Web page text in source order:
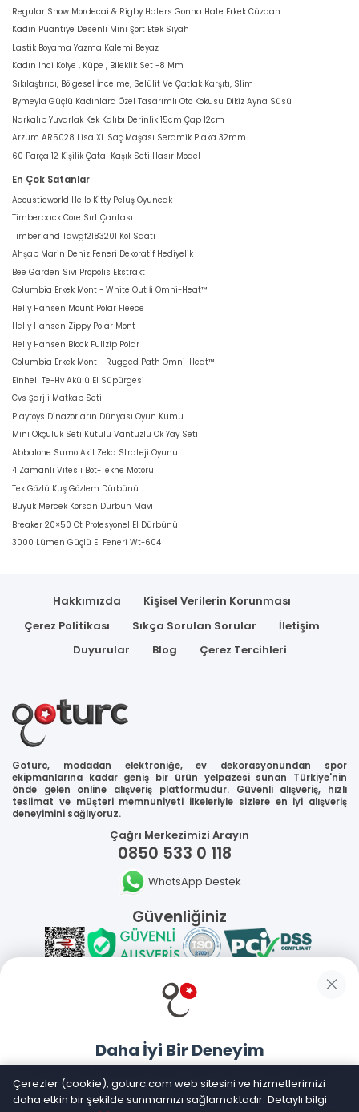
Regular Show Mordecai & Rigby Haters Gonna Hate Erkek Cüzdan
Kadın Puantiye Desenli Mini Şort Etek Siyah
Lastik Boyama Yazma Kalemi Beyaz
Kadın Inci Kolye , Küpe , Bileklik Set -8 Mm
Sıkılaştırıcı, Bölgesel İncelme, Selülit Ve Çatlak Karşıtı, Slim
Bymeyla Güçlü Kadınlara Özel Tasarımlı Oto Kokusu Dikiz Ayna Süsü
Narkalıp Yuvarlak Kek Kalıbı Derinlik 15cm Çap 12cm
Arzum AR5028 Lisa XL Saç Maşası Seramik Plaka 32mm
60 Parça 12 Kişilik Çatal Kaşık Seti Hasır Model
En Çok Satanlar
Acousticworld Hello Kitty Peluş Oyuncak
Timberback Core Sırt Çantası
Timberland Tdwgf2183201 Kol Saati
Ahşap Marin Deniz Feneri Dekoratif Hediyelik
Bee Garden Sivi Propolis Ekstrakt
Columbia Erkek Mont - White Out İi Omni-Heat™
Helly Hansen Mount Polar Fleece
Helly Hansen Zippy Polar Mont
Helly Hansen Block Fullzip Polar
Columbia Erkek Mont - Rugged Path Omni-Heat™
Einhell Te-Hv Akülü El Süpürgesi
Cvs Şarjli Matkap Seti
Playtoys Dinazorların Dünyası Oyun Kumu
Mini Okçuluk Seti Kutulu Vantuzlu Ok Yay Seti
Abbalone Sumo Akil Zeka Strateji Oyunu
4 Zamanlı Vitesli Bot-Tekne Motoru
Tek Gözlü Kuş Gözlem Dürbünü
Büyük Mercek Korsan Dürbün Mavi
Breaker 20×50 Ct Profesyonel El Dürbünü
3000 Lümen Güçlü El Feneri Wt-604
Hakkımızda
Kişisel Verilerin Korunması
Çerez Politikası
Sıkça Sorulan Sorular
İletişim
Duyurular
Blog Çerez Tercihleri
Goturc, modadan elektroniğe, ev dekorasyonundan spor
ekipmanlarına kadar geniş bir ürün yelpazesi sunan Türkiye'nin
önde gelen online alışveriş platformudur. Güvenli alışveriş, hızlı
teslimat ve müşteri memnuniyeti ilkeleriyle sizlere en iyi alışveriş
deneyimini sağlıyoruz.
Çağrı Merkezimizi Arayın
0850 533 0 118
WhatsApp Destek
Güvenliğiniz
Sosyal Medya
Mobil Uygulamalarımız
Daha İyi Bir Deneyim
Goturc mobil uygulamasıyla daha hızlı ve kolay alışveriş
yapın
Çerezler (cookie), goturc.com web sitesini ve hizmetlerimizi
daha etkin bir şekilde sunmamızı sağlamaktadır. Detaylı bilgi